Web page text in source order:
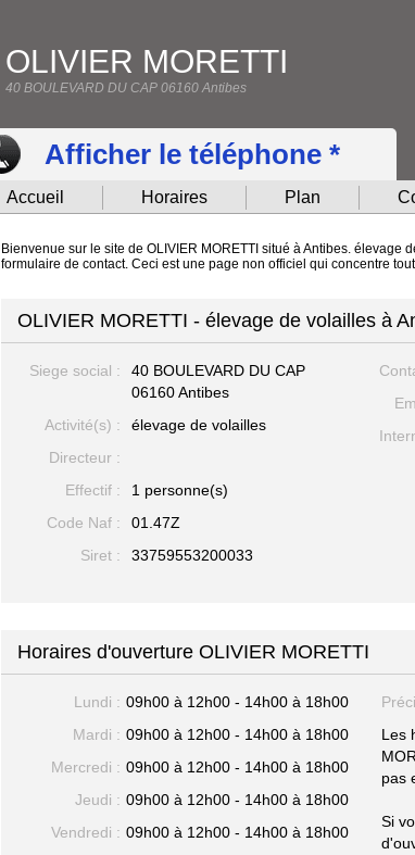
OLIVIER MORETTI
40 BOULEVARD DU CAP 06160 Antibes
Afficher le téléphone *
Accueil Horaires Plan
Bienvenue sur le site de OLIVIER MORETTI situé à Antibes.
formulaire de contact. Ceci est une page non officiel qui concentre
OLIVIER MORETTI - élevage de volailles à
Siege social :
40 BOULEVARD DU CAP
06160 Antibes
Activité(s) :
élevage de volailles
Directeur :
Effectif :
1 personne(s)
Code Naf :
01.47Z
Siret :
33759553200033
Horaires d'ouverture OLIVIER MORETTI
Lundi : 09h00 à 12h00 - 14h00 à 18h00
Mardi : 09h00 à 12h00 - 14h00 à 18h00
Mercredi : 09h00 à 12h00 - 14h00 à 18h00
Jeudi : 09h00 à 12h00 - 14h00 à 18h00
Vendredi : 09h00 à 12h00 - 14h00 à 18h00
Les
pas
Si